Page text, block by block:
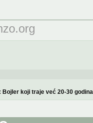
Bojler koji traje već 20-30